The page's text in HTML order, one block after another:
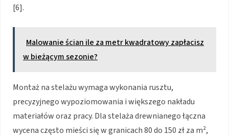
[6].
Malowanie ścian ile za metr kwadratowy zapłacisz
w bieżącym sezonie?
Montaż na stelażu wymaga wykonania rusztu,
precyzyjnego wypoziomowania i większego nakładu
materiałów oraz pracy. Dla stelaża drewnianego łączna
wycena często mieści się w granicach 80 do 150 zł za m²,